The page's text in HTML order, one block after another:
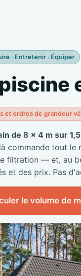
· Entretenir · Équiper
et ordres de grandeur
de 8 × 4 m sur
commande tout le
filtration — et, au
et des prix. Pas
le volume de